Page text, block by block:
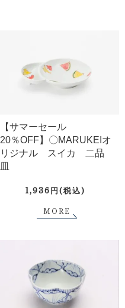
【サマーセール
20％OFF】〇MARUKEIオ
リジナル スイカ 二品
皿
1,936円(税込)
MORE